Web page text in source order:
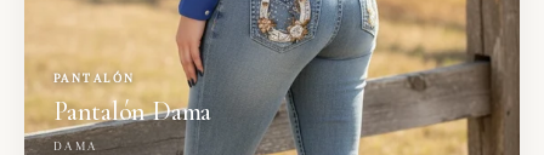
PANTALÓN
Pantalón Dama
DAMA